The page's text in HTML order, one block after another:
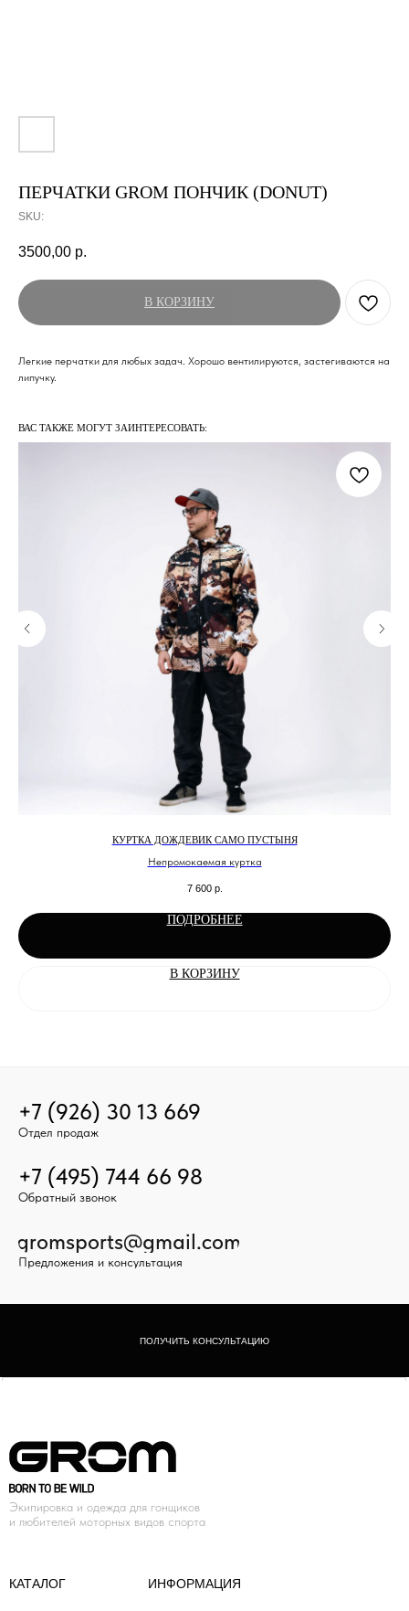
ПЕРЧАТКИ GROM ПОНЧИК (DONUT)
SKU:
3500,00 р.
В КОРЗИНУ
Легкие перчатки для любых задач. Хорошо вентилируются, застегиваются на
липучку.
ВАС ТАКЖЕ МОГУТ ЗАИНТЕРЕСОВАТЬ:
КУРТКА ДОЖДЕВИК CAMO ПУСТЫНЯ
Непромокаемая куртка
7 600 р.
ПОДРОБНЕЕ
В КОРЗИНУ
+7 (495) 744 66 98
gromsports@gmail.com
Предложения и консультация
ПОЛУЧИТЬ КОНСУЛЬТАЦИЮ
+7 (926) 30 13 669
Отдел продаж
Обратный звонок
КАТАЛОГ ИНФОРМАЦИЯ
Экипировка и одежда для гонщиков
и любителей моторных видов спорта